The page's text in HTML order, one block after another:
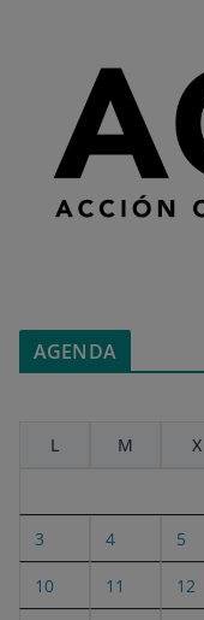
AGENDA
L
M X
3 4 5
10 11 12